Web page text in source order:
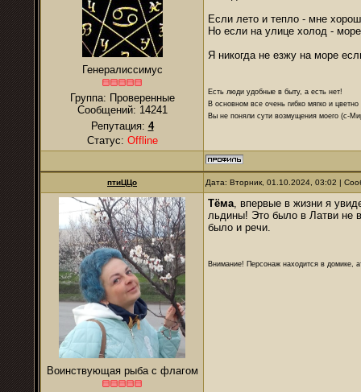
Генералиссимус
Группа: Проверенные
Сообщений: 14241
Репутация: 4
Статус: Offline
Если лето и тепло - мне
Но если на улице холод -
Я никогда не езжу на море
Есть люди удобные в быту, а есть нет!
В основном все очень гибко мягко и цветно
Вы не поняли сути возмущения моего (с-
птиЦЦо Дата: Вторник, 01.10.2024, 03:02 |
Воинствующая рыба с флагом
Тёма, впервые в жизни я
льдины! Это было в Латви не
было и речи.
Внимание! Персонаж находится в домике,